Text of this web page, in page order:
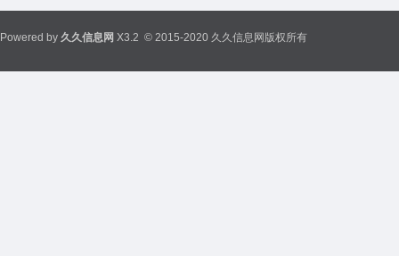
Powered by 久久信息网 X3.2 © 2015-2020 久久信息网版权所有